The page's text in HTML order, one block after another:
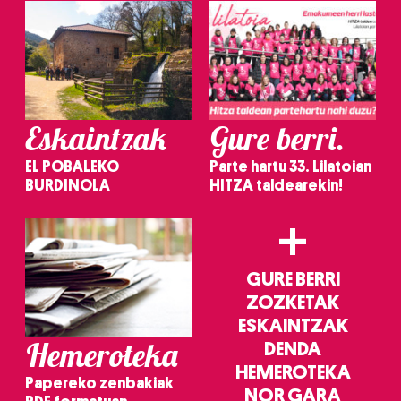
Eskaintzak
EL POBALEKO
BURDINOLA
Gure berri.
Parte hartu 33. Lilatoian
HITZA taldearekin!
Hemeroteka
Papereko zenbakiak
+
GURE BERRI
ZOZKETAK
ESKAINTZAK
DENDA
HEMEROTEKA
NOR GARA